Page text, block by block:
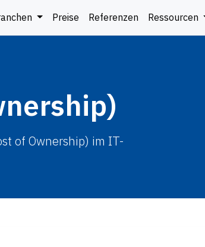
Preise Referenzen Ressourcen
of Ownership) im IT-